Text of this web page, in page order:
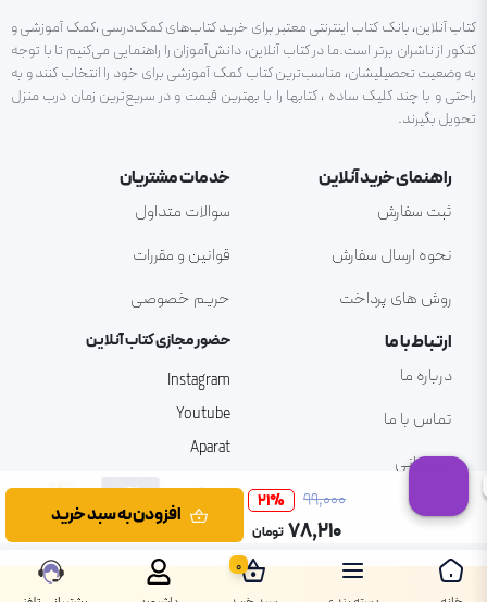
۹۹٬۰۰۰ 21%
۷۸٬۲۱۰ تومان
افزودن به سبد خرید
کتاب آنلاین، بانک کتاب اینترنتی معتبر برای خرید کتاب‌های کمک‌درسی ،کمک آموزشی و
کنکور از ناشران برتر است.ما در کتاب آنلاین، دانش‌آموزان را راهنمایی می‌کنیم تا با توجه
به وضعیت تحصیلیشان، مناسب‌ترین کتاب کمک آموزشی برای خود را انتخاب کنند و به
راحتی و با چند کلیک ساده ، کتابها را با بهترین قیمت و در سریع‌ترین زمان درب منزل
تحویل بگیرند.
راهنمای خرید آنلاین
ثبت سفارش
نحوه ارسال سفارش
روش های پرداخت
خدمات مشتریان
سوالات متداول
قوانین و مقررات
حریم خصوصی
ارتباط با ما
درباره ما
تماس با ما
پشتیبانی
حضور مجازی کتاب آنلاین
Instagram
Youtube
Aparat
0